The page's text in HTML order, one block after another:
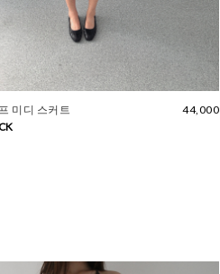
미디 스커트
44,000